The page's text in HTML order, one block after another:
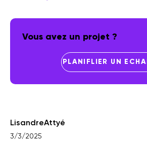
Vous avez un projet ?
PLANIFLIER UN
LisandreAttyé
3/3/2025